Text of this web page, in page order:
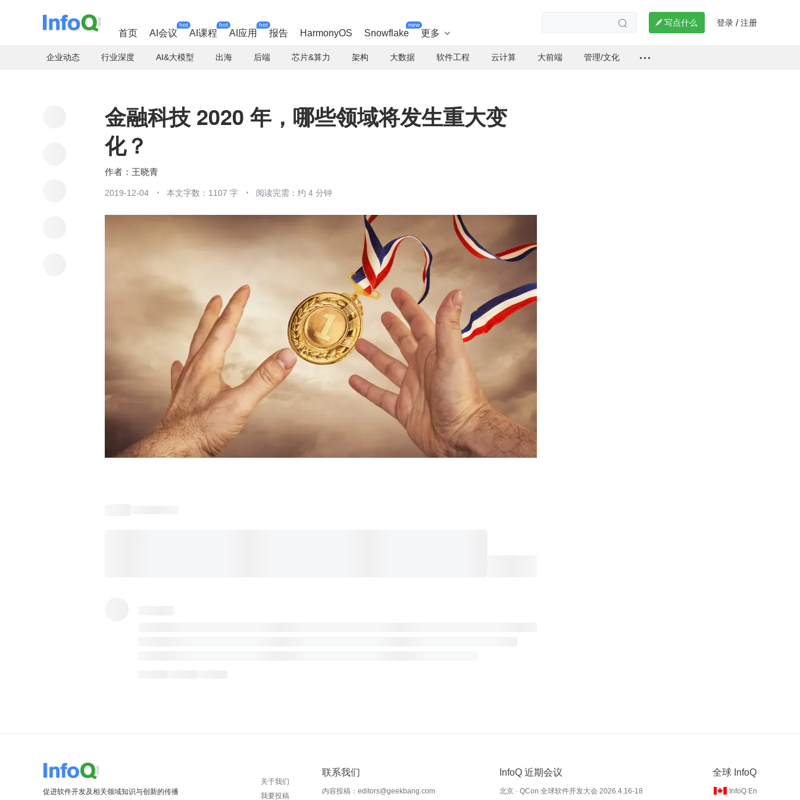
首页 AI会议
hot
AI课程
hot
AI应用
hot
报告 HarmonyOS Snowflake
new
更多 
  写点什么 登录 / 注册
企业动态 行业深度 AI&大模型 出海 后端 芯片&算力 架构 大数据 软件工程 云计算 大前端 管理/文化
金融科技 2020 年，哪些领域将发生重大变
化？
王晓青
2019-12-04 本文字数：1107 字 阅读完需：约 4 分钟
促进软件开发及相关领域知识与创新的传播
关于我们
我要投稿
联系我们
内容投稿：editors@geekbang.com
InfoQ 近期会议
北京 · QCon 全球软件开发大会 2026.4.16-18
全球 InfoQ
InfoQ En